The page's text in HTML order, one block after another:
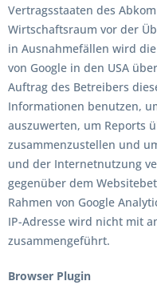
Vertragsstaaten des
Wirtschaftsraum vor der
in Ausnahmefällen wird
von Google in den USA
Auftrag des Betreibers
Informationen benutzen,
auszuwerten, um Reports
zusammenzustellen und
und der Internetnutzung
gegenüber dem
Rahmen von Google
IP-Adresse wird nicht mit
zusammengeführt.
Browser Plugin